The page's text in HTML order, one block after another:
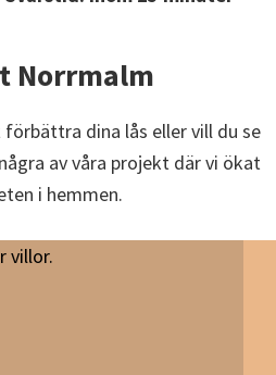
Norrmalm
dina lås eller vill du se
av våra projekt där vi ökat
i hemmen.